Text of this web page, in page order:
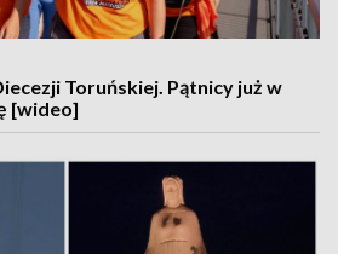
Toruńskiej. Pątnicy już w
[wideo]